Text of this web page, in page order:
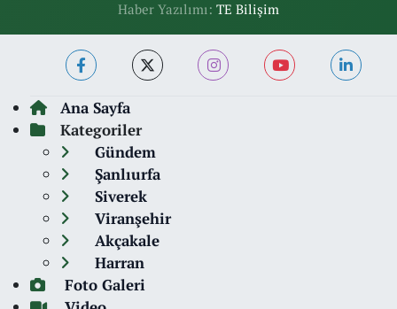
Haber Yazılımı: TE Bilişim
Ana Sayfa
Kategoriler
Gündem
Şanlıurfa
Siverek
Viranşehir
Akçakale
Harran
Foto Galeri